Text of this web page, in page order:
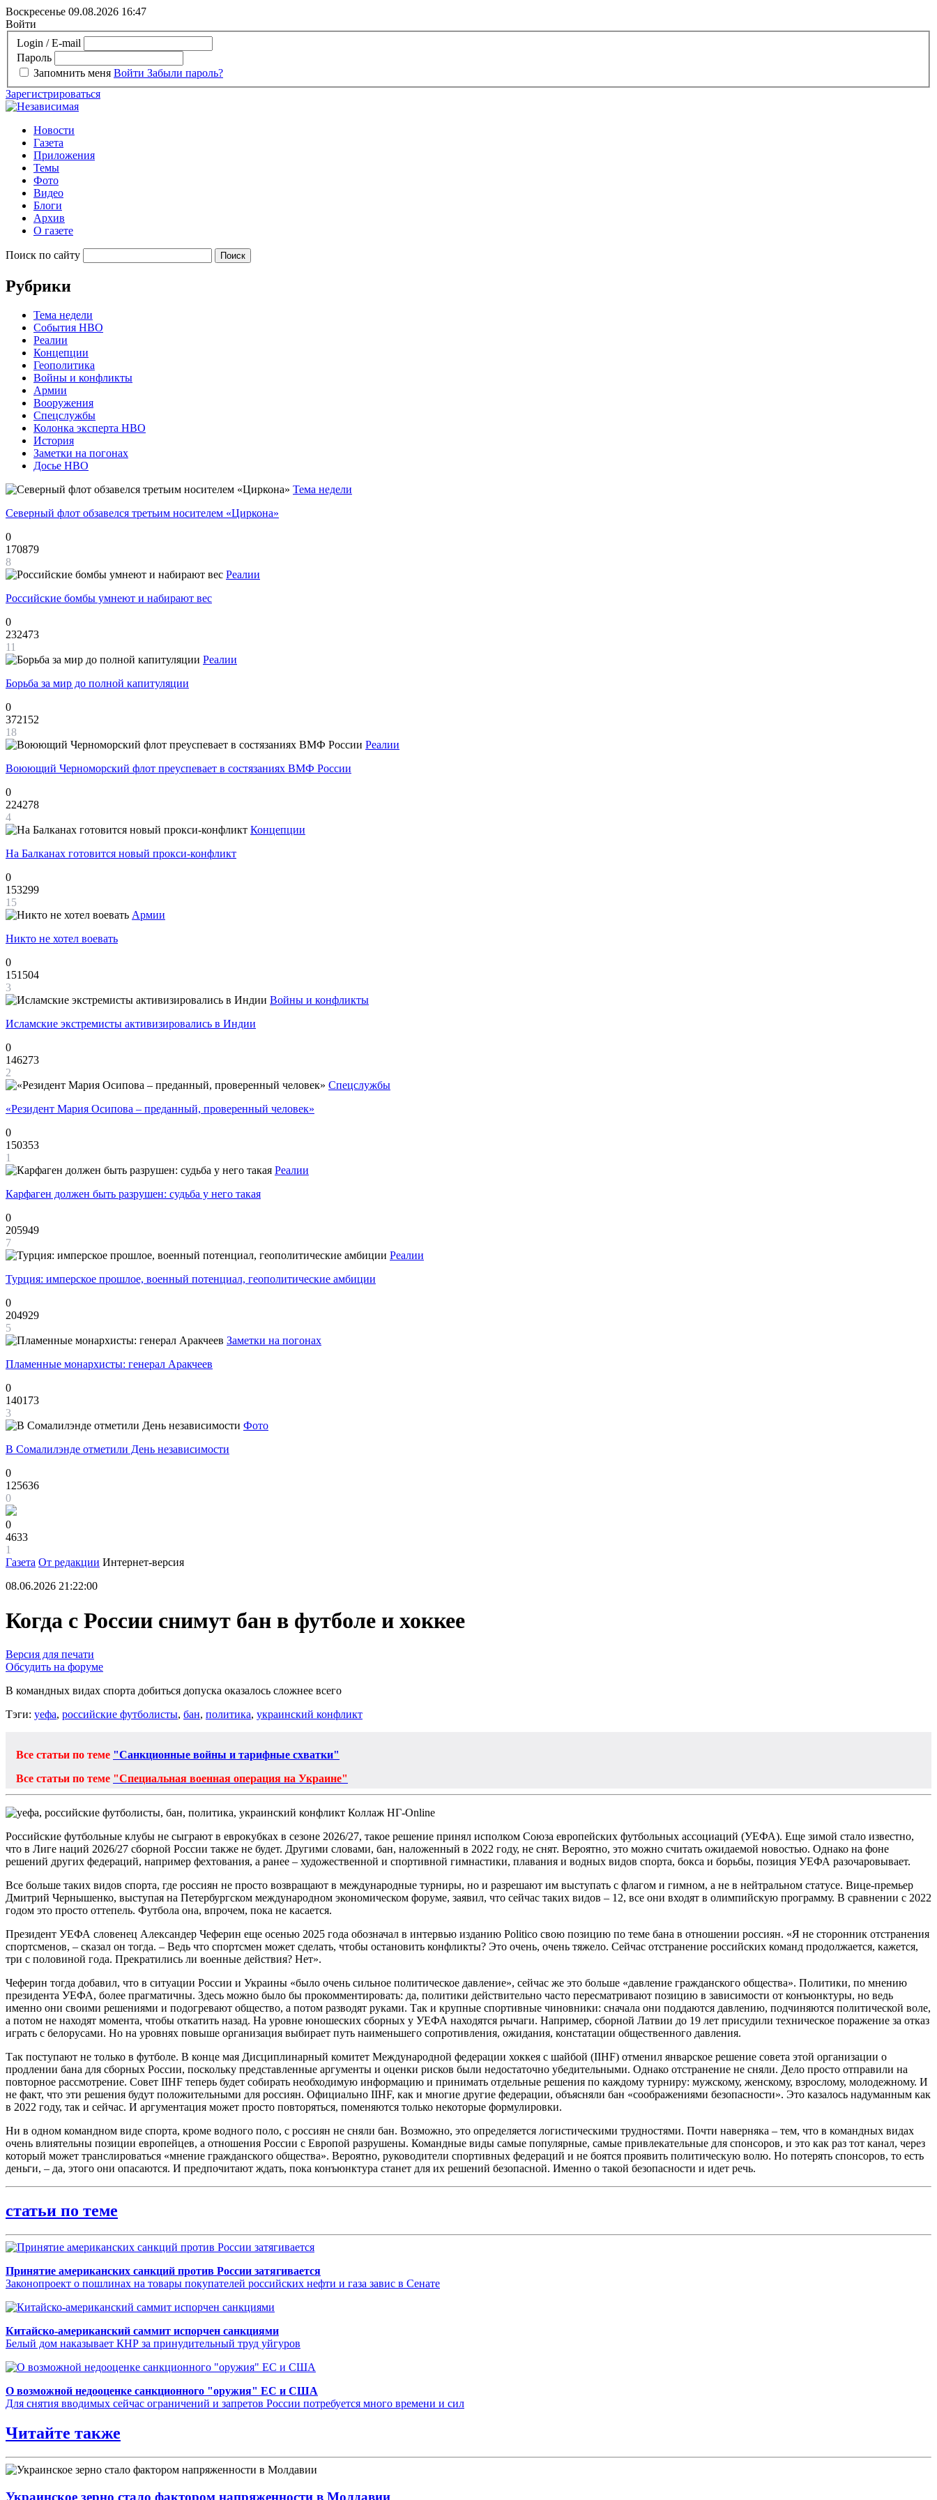
Воскресенье 09.08.2026 16:47
Войти
Login / E-mail
Пароль
Запомнить меня Войти Забыли пароль?
Зарегистрироваться
Новости
Газета
Приложения
Темы
Фото
Видео
Блоги
Архив
О газете
Поиск по сайту
Рубрики
Тема недели
События НВО
Реалии
Концепции
Геополитика
Войны и конфликты
Армии
Вооружения
Спецслужбы
Колонка эксперта НВО
История
Заметки на погонах
Досье НВО
Тема недели
Северный флот обзавелся третьим носителем «Циркона»
0
170879
8
Реалии
Российские бомбы умнеют и набирают вес
0
232473
11
Реалии
Борьба за мир до полной капитуляции
0
372152
18
Реалии
Воюющий Черноморский флот преуспевает в состязаниях ВМФ России
0
224278
4
Концепции
На Балканах готовится новый прокси-конфликт
0
153299
15
Армии
Никто не хотел воевать
0
151504
3
Войны и конфликты
Исламские экстремисты активизировались в Индии
0
146273
2
Спецслужбы
«Резидент Мария Осипова – преданный, проверенный человек»
0
150353
1
Реалии
Карфаген должен быть разрушен: судьба у него такая
0
205949
7
Реалии
Турция: имперское прошлое, военный потенциал, геополитические амбиции
0
204929
5
Заметки на погонах
Пламенные монархисты: генерал Аракчеев
0
140173
3
Фото
В Сомалилэнде отметили День независимости
0
125636
0
0
4633
1
Газета От редакции Интернет-версия
08.06.2026 21:22:00
Когда с России снимут бан в футболе и хоккее
Версия для печати
Обсудить на форуме
В командных видах спорта добиться допуска оказалось сложнее всего
Тэги: уефа, российские футболисты, бан, политика, украинский конфликт
Все статьи по теме "Санкционные войны и тарифные схватки"
Все статьи по теме "Специальная военная операция на Украине"
Коллаж НГ-Online
Российские футбольные клубы не сыграют в еврокубках в сезоне 2026/27, такое решение принял исполком Союза европейских футбольных ассоциаций (УЕФА). Еще зимой стало известно,
что в Лиге наций 2026/27 сборной России также не будет. Другими словами, бан, наложенный в 2022 году, не снят. Вероятно, это можно считать ожидаемой новостью. Однако на фоне
решений других федераций, например фехтования, а ранее – художественной и спортивной гимнастики, плавания и водных видов спорта, бокса и борьбы, позиция УЕФА разочаровывает.
Все больше таких видов спорта, где россиян не просто возвращают в международные турниры, но и разрешают им выступать с флагом и гимном, а не в нейтральном статусе. Вице-премьер
Дмитрий Чернышенко, выступая на Петербургском международном экономическом форуме, заявил, что сейчас таких видов – 12, все они входят в олимпийскую программу. В сравнении с 2022
годом это просто оттепель. Футбола она, впрочем, пока не касается.
Президент УЕФА словенец Александер Чеферин еще осенью 2025 года обозначал в интервью изданию Politico свою позицию по теме бана в отношении россиян. «Я не сторонник отстранения
спортсменов, – сказал он тогда. – Ведь что спортсмен может сделать, чтобы остановить конфликты? Это очень, очень тяжело. Сейчас отстранение российских команд продолжается, кажется,
три с половиной года. Прекратились ли военные действия? Нет».
Чеферин тогда добавил, что в ситуации России и Украины «было очень сильное политическое давление», сейчас же это больше «давление гражданского общества». Политики, по мнению
президента УЕФА, более прагматичны. Здесь можно было бы прокомментировать: да, политики действительно часто пересматривают позицию в зависимости от конъюнктуры, но ведь
именно они своими решениями и подогревают общество, а потом разводят руками. Так и крупные спортивные чиновники: сначала они поддаются давлению, подчиняются политической воле,
а потом не находят момента, чтобы откатить назад. На уровне юношеских сборных у УЕФА находятся рычаги. Например, сборной Латвии до 19 лет присудили техническое поражение за отказ
играть с белорусами. Но на уровнях повыше организация выбирает путь наименьшего сопротивления, ожидания, констатации общественного давления.
Так поступают не только в футболе. В конце мая Дисциплинарный комитет Международной федерации хоккея с шайбой (IIHF) отменил январское решение совета этой организации о
продлении бана для сборных России, поскольку представленные аргументы и оценки рисков были недостаточно убедительными. Однако отстранение не сняли. Дело просто отправили на
повторное рассмотрение. Совет IIHF теперь будет собирать необходимую информацию и принимать отдельные решения по каждому турниру: мужскому, женскому, взрослому, молодежному. И
не факт, что эти решения будут положительными для россиян. Официально IIHF, как и многие другие федерации, объясняли бан «соображениями безопасности». Это казалось надуманным как
в 2022 году, так и сейчас. И аргументация может просто повторяться, поменяются только некоторые формулировки.
Ни в одном командном виде спорта, кроме водного поло, с россиян не сняли бан. Возможно, это определяется логистическими трудностями. Почти наверняка – тем, что в командных видах
очень влиятельны позиции европейцев, а отношения России с Европой разрушены. Командные виды самые популярные, самые привлекательные для спонсоров, и это как раз тот канал, через
который может транслироваться «мнение гражданского общества». Вероятно, руководители спортивных федераций и не боятся проявить политическую волю. Но потерять спонсоров, то есть
деньги, – да, этого они опасаются. И предпочитают ждать, пока конъюнктура станет для их решений безопасной. Именно о такой безопасности и идет речь.
статьи по теме
Принятие американских санкций против России затягивается
Законопроект о пошлинах на товары покупателей российских нефти и газа завис в Сенате
Китайско-американский саммит испорчен санкциями
Белый дом наказывает КНР за принудительный труд уйгуров
О возможной недооценке санкционного "оружия" ЕС и США
Для снятия вводимых сейчас ограничений и запретов России потребуется много времени и сил
Читайте также
Украинское зерно стало фактором напряженности в Молдавии